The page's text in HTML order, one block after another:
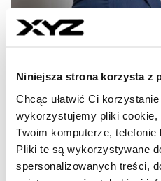
Niniejsza strona korzysta z
Chcąc ułatwić Ci
wykorzystujemy pliki
Twoim komputerze, telefonie
Pliki te są wykorzystywane
spersonalizowanych treści,
kolejową i planuje
„Odzew
jest”
Olavion, polski przewoźnik
Unimot, w styczniu